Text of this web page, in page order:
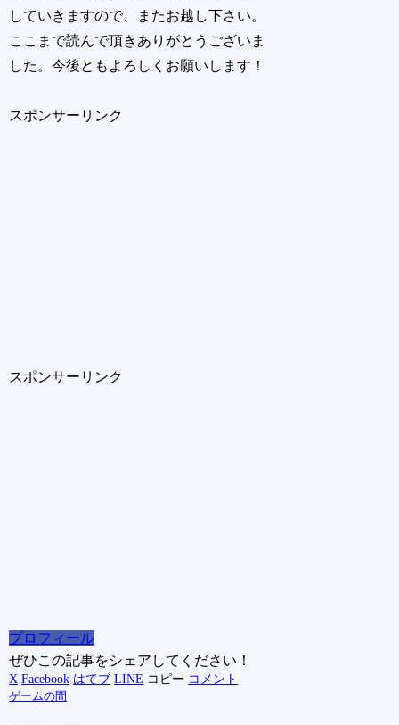
していきますので、またお越し下さい。
ここまで読んで頂きありがとうございま
した。今後ともよろしくお願いします！
スポンサーリンク
スポンサーリンク
プロフィール
ぜひこの記事をシェアしてください！
X Facebook はてブ LINE コピー コメント
ゲームの間